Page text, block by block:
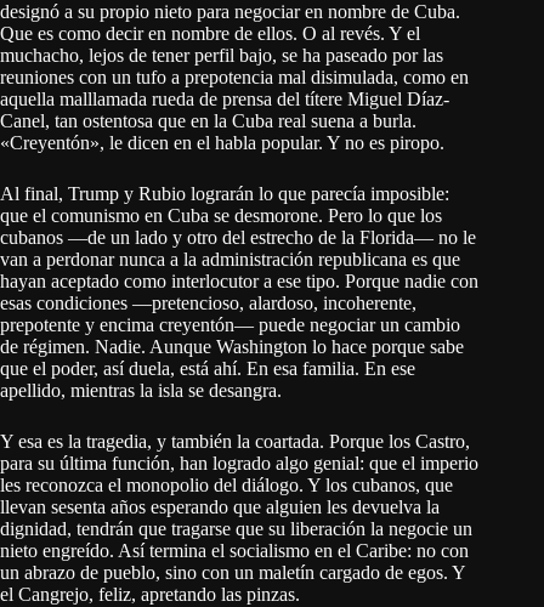
designó a su propio nieto para negociar en nombre de Cuba.
Que es como decir en nombre de ellos. O al revés. Y el
muchacho, lejos de tener perfil bajo, se ha paseado por las
reuniones con un tufo a prepotencia mal disimulada, como en
aquella malllamada rueda de prensa del títere Miguel Díaz-
Canel, tan ostentosa que en la Cuba real suena a burla.
«Creyentón», le dicen en el habla popular. Y no es piropo.
Al final, Trump y Rubio lograrán lo que parecía imposible:
que el comunismo en Cuba se desmorone. Pero lo que los
cubanos —de un lado y otro del estrecho de la Florida— no le
van a perdonar nunca a la administración republicana es que
hayan aceptado como interlocutor a ese tipo. Porque nadie con
esas condiciones —pretencioso, alardoso, incoherente,
prepotente y encima creyentón— puede negociar un cambio
de régimen. Nadie. Aunque Washington lo hace porque sabe
que el poder, así duela, está ahí. En esa familia. En ese
apellido, mientras la isla se desangra.
Y esa es la tragedia, y también la coartada. Porque los Castro,
para su última función, han logrado algo genial: que el imperio
les reconozca el monopolio del diálogo. Y los cubanos, que
llevan sesenta años esperando que alguien les devuelva la
dignidad, tendrán que tragarse que su liberación la negocie un
nieto engreído. Así termina el socialismo en el Caribe: no con
un abrazo de pueblo, sino con un maletín cargado de egos. Y
el Cangrejo, feliz, apretando las pinzas.